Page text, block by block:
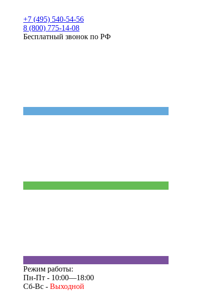
+7 (495) 540-54-56
8 (800) 775-14-08
Бесплатный звонок по РФ
Режим работы:
Пн-Пт - 10:00—18:00
Сб-Вс - Выходной